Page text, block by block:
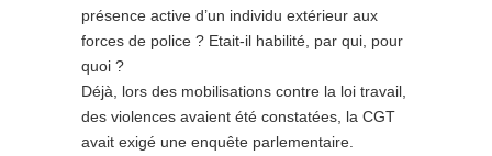
présence active d’un individu extérieur aux
forces de police ? Etait-il habilité, par qui, pour
quoi ?
Déjà, lors des mobilisations contre la loi travail,
des violences avaient été constatées, la CGT
avait exigé une enquête parlementaire.